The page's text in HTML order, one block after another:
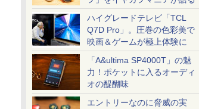
ハイグレードテレビ「TCL
Q7D Pro」。圧巻の色彩美で
映画＆ゲームが極上体験に
「A&ultima SP4000T」の魅
力！ポケットに入るオーディ
オの醍醐味
エントリーなのに脅威の実